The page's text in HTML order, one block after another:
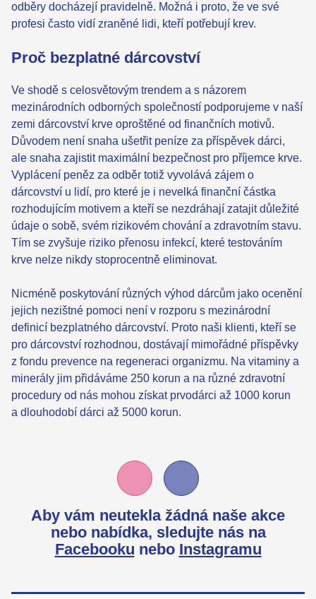
odběry docházejí pravidelně. Možná i proto, že ve své
profesi často vidí zraněné lidi, kteří potřebují krev.
Proč bezplatné dárcovství
Ve shodě s celosvětovým trendem a s názorem
mezinárodních odborných společností podporujeme v naší
zemi dárcovství krve oproštěné od finančních motivů.
Důvodem není snaha ušetřit peníze za příspěvek dárci,
ale snaha zajistit maximální bezpečnost pro příjemce krve.
Vyplácení peněz za odběr totiž vyvolává zájem o
dárcovství u lidí, pro které je i nevelká finanční částka
rozhodujícím motivem a kteří se nezdráhají zatajit důležité
údaje o sobě, svém rizikovém chování a zdravotním stavu.
Tím se zvyšuje riziko přenosu infekcí, které testováním
krve nelze nikdy stoprocentně eliminovat.
Nicméně poskytování různých výhod dárcům jako ocenění
jejich nezištné pomoci není v rozporu s mezinárodní
definicí bezplatného dárcovství. Proto naši klienti, kteří se
pro dárcovství rozhodnou, dostávají mimořádné příspěvky
z fondu prevence na regeneraci organizmu. Na vitaminy a
minerály jim přidáváme 250 korun a na různé zdravotní
procedury od nás mohou získat prvodárci až 1000 korun
a dlouhodobí dárci až 5000 korun.
Aby vám neutekla žádná naše akce
nebo nabídka, sledujte nás na
Facebooku nebo Instagramu